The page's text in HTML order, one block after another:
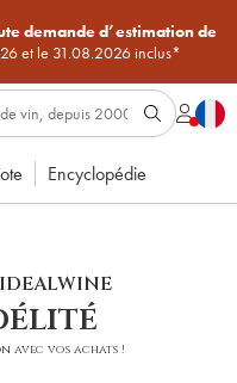
demande d’estimation de
et le 31.08.2026 inclus*
Encyclopédie
avec vos achats !